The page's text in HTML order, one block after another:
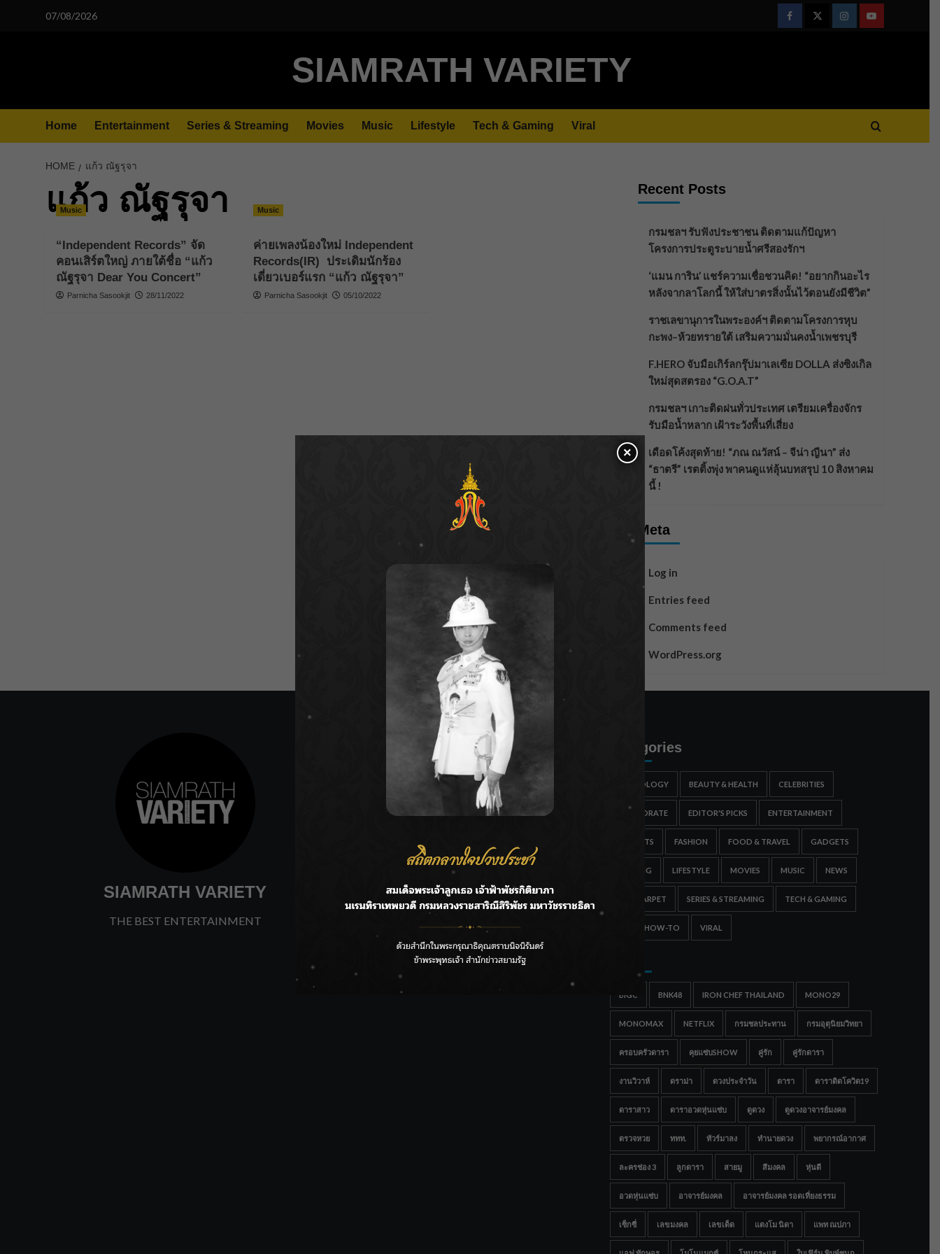
07/08/2026
FacebookTwitterInstagramYoutube
SIAMRATH VARIETY
Home Entertainment Series & Streaming Movies Music Lifestyle Tech & Gaming Viral
HOME แก้ว ณัฐรุจา
แก้ว ณัฐรุจา
Music
“Independent Records” จัด
คอนเสิร์ตใหญ่ ภายใต้ชื่อ “แก้ว
ณัฐรุจา Dear You Concert”
Parnicha Sasookjit 28/11/2022
Music
ค่ายเพลงน้องใหม่ Independent
Records(IR) ประเดิมนักร้อง
เดี่ยวเบอร์แรก “แก้ว ณัฐรุจา”
Parnicha Sasookjit 05/10/2022
Recent Posts
กรมชลฯ รับฟังประชาชน ติดตามแก้ปัญหา
โครงการประตูระบายน้ำศรีสองรักฯ
‘แมน การิน’ แชร์ความเชื่อชวนคิด! “อยากกินอะไร
หลังจากลาโลกนี้ ให้ใส่บาตรสิ่งนั้นไว้ตอนยังมีชีวิต”
ราชเลขานุการในพระองค์ฯ ติดตามโครงการหุบ
กะพง–ห้วยทรายใต้ เสริมความมั่นคงน้ำเพชรบุรี
F.HERO จับมือเกิร์ลกรุ๊ปมาเลเซีย DOLLA ส่งซิงเกิล
ใหม่สุดสตรอง “G.O.A.T”
กรมชลฯ เกาะติดฝนทั่วประเทศ เตรียมเครื่องจักร
รับมือน้ำหลาก เฝ้าระวังพื้นที่เสี่ยง
เดือดโค้งสุดท้าย! “ภณ ณวัสน์ – จีน่า ญีนา” ส่ง
“ธาตรี” เรตติ้งพุ่ง พาคนดูแห่ลุ้นบทสรุป 10 สิงหาคม
นี้ !
Meta
Log in
Entries feed
Comments feed
WordPress.org
SIAMRATH VARIETY
THE BEST ENTERTAINMENT
กรมชลฯ รับฟังประชาชน ติดตามแก้ปัญหาโครงการประตู
ลาโลกนี้ ให้ใส่บาตรสิ่งนั้นไว้ตอนยังมีชีวิต”
ราชเลขานุการในพระองค์ฯ ติดตามโครงการหุบกะพง–ห้วย
ทรายใต้ เสริมความมั่นคงน้ำเพชรบุรี
ตรอง “G.O.A.T”
กรมชลฯ เกาะติดฝนทั่วประเทศ เตรียมเครื่องจักรรับมือน้ำ
Categories
ASTROLOGY BEAUTY & HEALTH CELEBRITIES
CORPORATE EDITOR'S PICKS ENTERTAINMENT
ESPORTS FASHION FOOD & TRAVEL GADGETS
GAMING LIFESTYLE MOVIES MUSIC NEWS
RED CARPET SERIES & STREAMING TECH & GAMING
TIPS & HOW-TO VIRAL
BIGC BNK48 IRON CHEF THAILAND MONO29
MONOMAX NETFLIX กรมชลประทาน กรมอุตุนิยมวิทยา
ครอบครัวดารา คุยแซ่บSHOW คู่รัก คู่รักดารา
งานวิวาห์ ดราม่า ดวงประจำวัน ดารา ดาราติดโควิด19
ดาราสาว ดาราอวดหุ่นแซ่บ ดูดวง ดูดวงอาจารย์มงคล
ตรวจหวย ททท. ทัวร์มาลง ทำนายดวง พยากรณ์อากาศ
ละครช่อง 3 ลูกดารา สายมู สีมงคล หุ่นดี
อวดหุ่นแซ่บ อาจารย์มงคล อาจารย์มงคล รอดเที่ยงธรรม
เซ็กซี่ เลขมงคล เลขเด็ด แตงโม นิดา แพท ณปภา
×